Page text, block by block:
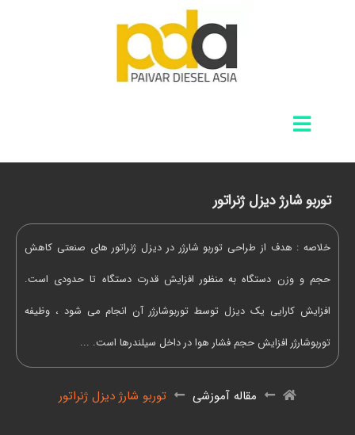
توربو شارژ دیزل ژنراتور
خلاصه : هدف از طراحی توربو شارژر در دیزل ژنراتور های صنعتی کاهش
حجم و وزن دستگاه به منظور افزایش قدرت دستگاه تا حدودی است.
افزایش کارایی یک دیزل توسط توربوشارژر آن انجام می شود ، وظیفه
توربوشارژر افزایش حجم فشار هوا در داخل سیلندرها است. ...
مقاله آموزشی توربو شارژ دیزل ژنراتور